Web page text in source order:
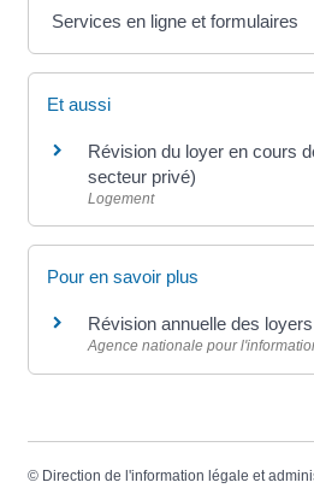
Services en ligne et formulaires
Et aussi
Révision du loyer en cours
secteur privé)
Logement
Pour en savoir plus
Révision annuelle des loyers
Agence nationale pour
© Direction de l'information légale et